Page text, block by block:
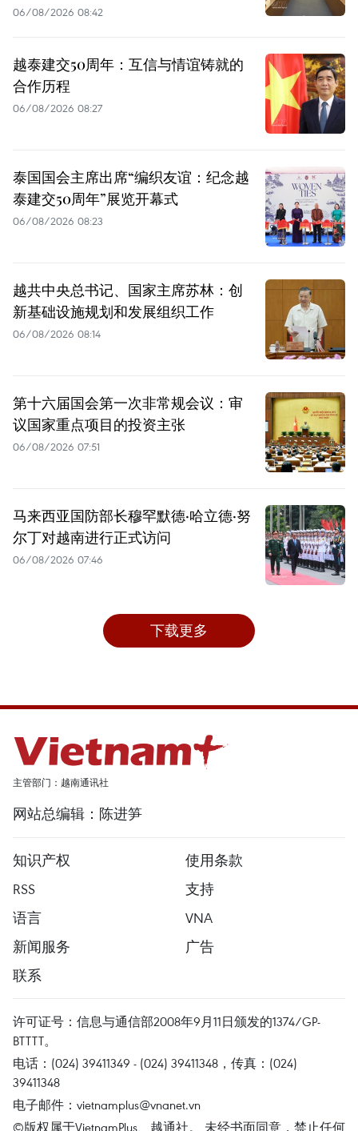
06/08/2026 08:42
越泰建交50周年：互信与情谊铸就的
合作历程
06/08/2026 08:27
泰国国会主席出席“编织友谊：纪念越
泰建交50周年”展览开幕式
06/08/2026 08:23
越共中央总书记、国家主席苏林：创
新基础设施规划和发展组织工作
06/08/2026 08:14
第十六届国会第一次非常规会议：审
议国家重点项目的投资主张
06/08/2026 07:51
马来西亚国防部长穆罕默德·哈立德·努
尔丁对越南进行正式访问
06/08/2026 07:46
下载更多
主管部门：越南通讯社
网站总编辑：陈进笋
知识产权
使用条款
RSS
支持
语言
VNA
新闻服务
广告
联系
许可证号：信息与通信部2008年9月11日颁发的1374/GP-
BTTTT。
电话：(024) 39411349 - (024) 39411348，传真：(024)
39411348
电子邮件： vietnamplus@vnanet.vn
©版权属于VietnamPlus、越通社。 未经书面同意，禁止任何